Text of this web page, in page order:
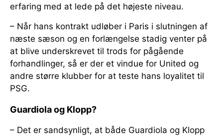
erfaring med at lede på det højeste niveau.
– Når hans kontrakt udløber i Paris i slutningen af
næste sæson og en forlængelse stadig venter på
at blive underskrevet til trods for pågående
forhandlinger, så er der et vindue for United og
andre større klubber for at teste hans loyalitet til
PSG.
Guardiola og Klopp?
– Det er sandsynligt, at både Guardiola og Klopp